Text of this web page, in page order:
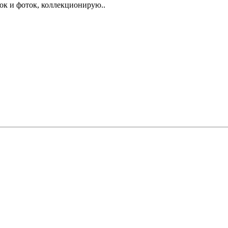
и фоток, коллекционирую..